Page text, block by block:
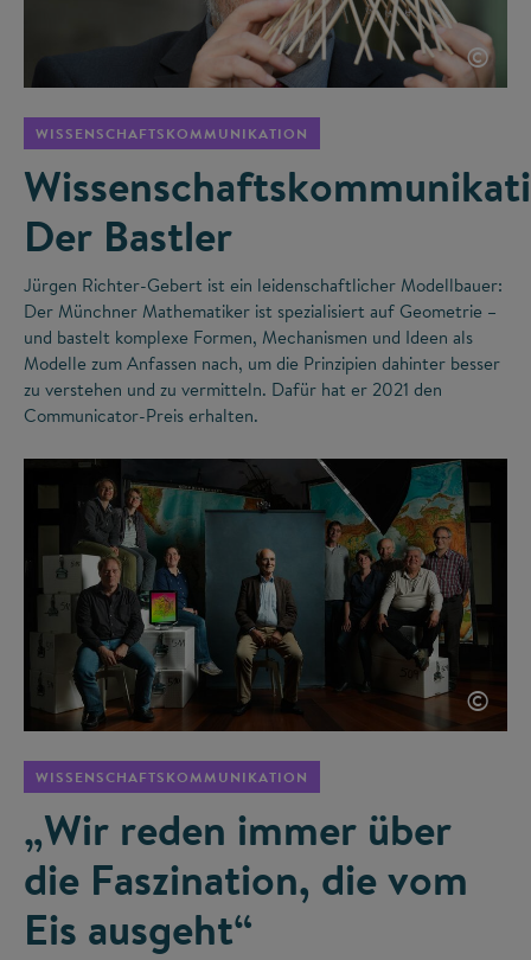
©
WISSENSCHAFTSKOMMUNIKATION
Der Bastler
Jürgen Richter-Gebert ist ein leidenschaftlicher Modellbauer:
Der Münchner Mathematiker ist spezialisiert auf Geometrie –
und bastelt komplexe Formen, Mechanismen und Ideen als
Modelle zum Anfassen nach, um die Prinzipien dahinter besser
zu verstehen und zu vermitteln. Dafür hat er 2021 den
Communicator-Preis erhalten.
©
WISSENSCHAFTSKOMMUNIKATION
„Wir reden immer über
die Faszination, die vom
Eis ausgeht“